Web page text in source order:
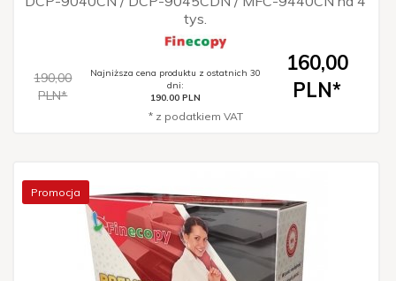
tys.
190,00
PLN*
Najniższa cena produktu z ostatnich 30
dni:
190.00 PLN
160,00
PLN*
* z podatkiem VAT
Promocja